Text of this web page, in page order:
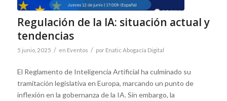
Regulación de la IA: situación actual y
tendencias
5 junio, 2025 / en Eventos / por Enatic Abogacía Digital
El Reglamento de Inteligencia Artificial ha culminado su
tramitación legislativa en Europa, marcando un punto de
inflexión en la gobernanza de la IA. Sin embargo, la